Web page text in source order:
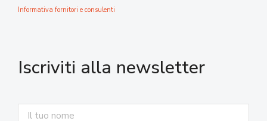
Informativa fornitori e consulenti
Iscriviti alla newsletter